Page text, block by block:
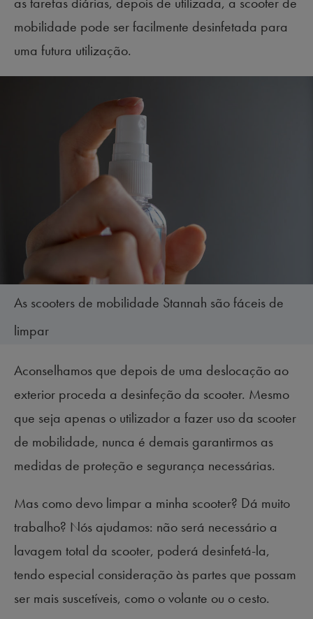
mobilidade pode ser facilmente desinfetada para
uma futura utilização.
As scooters de mobilidade Stannah são fáceis de
limpar
Aconselhamos que depois de uma deslocação ao
exterior proceda a desinfeção da scooter. Mesmo
que seja apenas o utilizador a fazer uso da scooter
de mobilidade, nunca é demais garantirmos as
medidas de proteção e segurança necessárias.
Mas como devo limpar a minha scooter? Dá muito
trabalho? Nós ajudamos: não será necessário a
lavagem total da scooter, poderá desinfetá-la,
tendo especial consideração às partes que possam
ser mais suscetíveis, como o volante ou o cesto.